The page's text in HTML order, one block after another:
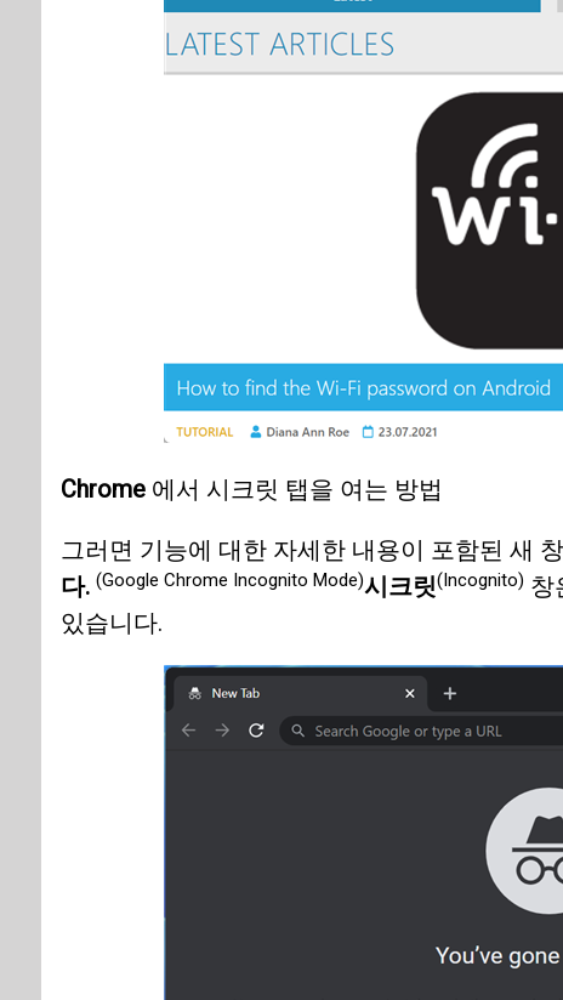
Chrome에서 시크릿 탭을 여는 방법
그러면 기능에 대한 자세한 내용이 포함된 새
다. (Google Chrome Incognito Mode)시크릿(Incognito) 창
있습니다.